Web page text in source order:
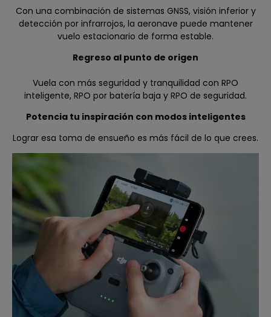
Con una combinación de sistemas GNSS, visión inferior y
detección por infrarrojos, la aeronave puede mantener
vuelo estacionario de forma estable.
Regreso al punto de origen
Vuela con más seguridad y tranquilidad con RPO
inteligente, RPO por batería baja y RPO de seguridad.
Potencia tu inspiración con modos inteligentes
Lograr esa toma de ensueño es más fácil de lo que crees.